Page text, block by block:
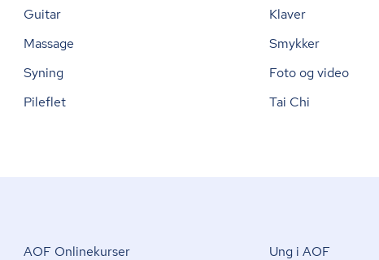
Guitar Klaver
Massage Smykker
Syning Foto og video
Pileflet Tai Chi
AOF Onlinekurser Ung i AOF